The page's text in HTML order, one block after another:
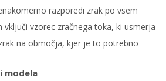
razporedi zrak po vsem
vključi vzorec zračnega toka, ki usmerja
na območja, kjer je to potrebno
modela